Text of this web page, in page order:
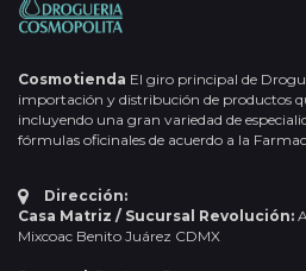
Cosmotienda El giro principal de
importación y distribución de productos
incluyendo una gran variedad de
fórmulas oficinales de acuerdo a la
Dirección:
Casa Matriz / Sucursal Revolución:
Mixcoac Benito Juárez CDMX